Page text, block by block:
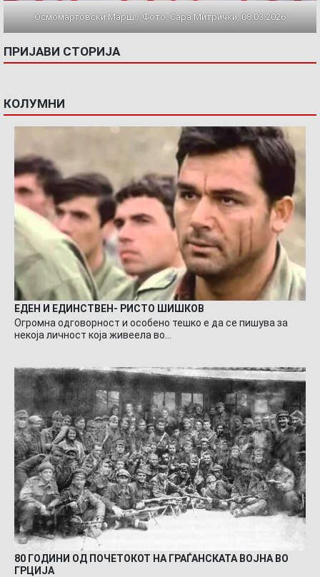
Осмомартовски Марш / Фото: Сара Митрички, 08.03.2026
ПРИЈАВИ СТОРИЈА
КОЛУМНИ
ЕДЕН И ЕДИНСТВЕН- РИСТО ШИШКОВ
Огромна одговорност и особено тешко е да се пишува за
некоја личност која живеела во…
80 ГОДИНИ ОД ПОЧЕТОКОТ НА ГРАЃАНСКАТА ВОЈНА ВО
ГРЦИЈА